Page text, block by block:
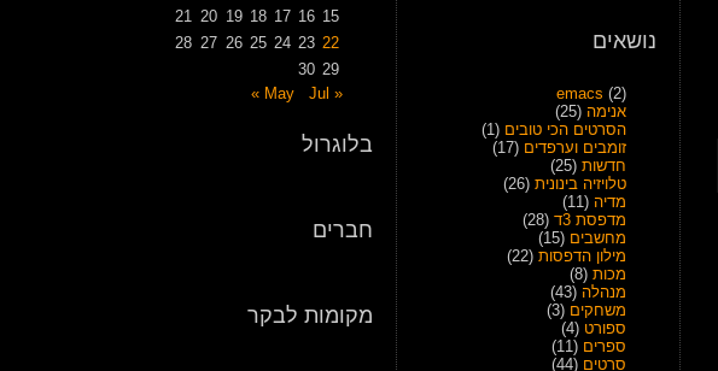
נושאים
emacs (2)
אנימה (25)
הסרטים הכי טובים (1)
זומבים וערפדים (17)
חדשות(25)
טלויזיה בינונית(26)
מדיה (11)
מדפסת 3ד
(28)
מחשבים (15)
מילון הדפסות(22)
מכות(8)
מנהלה (43)
משחקים (3)
ספורט (4)
ספרים (11)
סרטים (44)
15
16
17
18
19
20
21
22
23
24
25
26
27
28
29
30
« May
Jul »
בלוגרול
חברים
מקומות לבקר